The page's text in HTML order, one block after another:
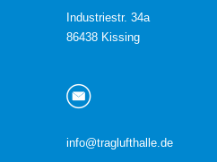
Industriestr. 34a
86438 Kissing
info@traglufthalle.de